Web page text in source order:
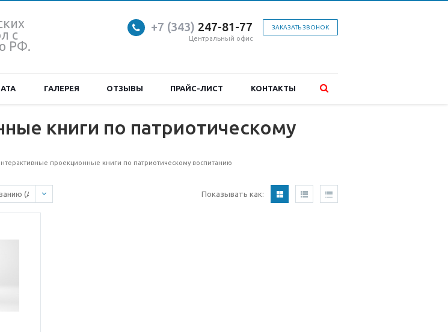
с
РФ.
ЗАКАЗАТЬ ЗВОНОК
+7 (343) 247-81-77
Центральный офис
ГАЛЕРЕЯ ОТЗЫВЫ ПРАЙС-ЛИСТ КОНТАКТЫ
книги по патриотическому
проекционные книги по патриотическому воспитанию
Показывать как: